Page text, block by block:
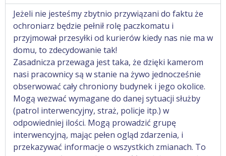
Jeżeli nie jesteśmy zbytnio przywiązani do faktu że
ochroniarz będzie pełnił rolę paczkomatu i
przyjmował przesyłki od kurierów kiedy nas nie ma w
domu, to zdecydowanie tak!
Zasadnicza przewaga jest taka, że dzięki kamerom
nasi pracownicy są w stanie na żywo jednocześnie
obserwować cały chroniony budynek i jego okolice.
Mogą wezwać wymagane do danej sytuacji służby
(patrol interwencyjny, straż, policje itp.) w
odpowiedniej ilości. Mogą prowadzić grupę
interwencyjną, mając pełen ogląd zdarzenia, i
przekazywać informacje o wszystkich zmianach. To